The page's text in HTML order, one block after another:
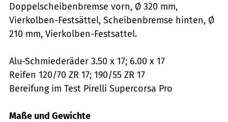
Doppelscheibenbremse vorn, Ø 320 mm,
Vierkolben-Festsättel, Scheibenbremse hinten, Ø
210 mm, Vierkolben-Festsattel.
Alu-Schmiederäder 3.50 x 17; 6.00 x 17
Reifen 120/70 ZR 17; 190/55 ZR 17
Bereifung im Test Pirelli Supercorsa Pro
Maße und Gewichte